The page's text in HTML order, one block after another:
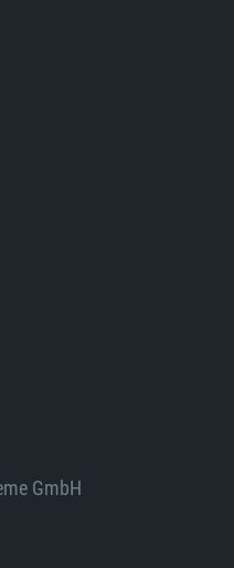
GmbH